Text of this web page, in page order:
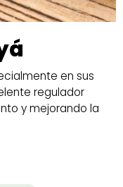
en sus
regulador
y mejorando la